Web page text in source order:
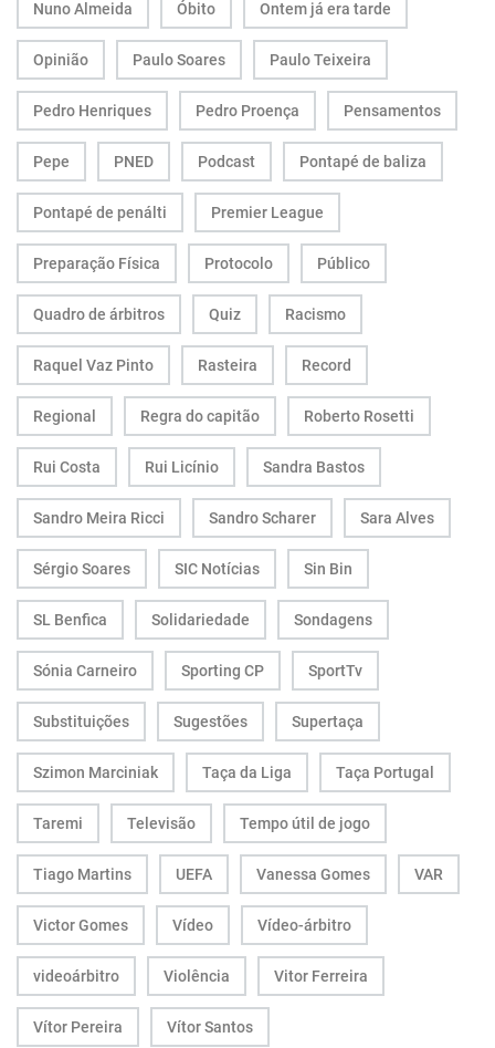
Nuno Almeida Óbito Ontem já era tarde
Opinião Paulo Soares Paulo Teixeira
Pedro Henriques Pedro Proença Pensamentos
Pepe PNED Podcast Pontapé de baliza
Pontapé de penálti Premier League
Preparação Física Protocolo Público
Quadro de árbitros Quiz Racismo
Raquel Vaz Pinto Rasteira Record
Regional Regra do capitão Roberto Rosetti
Rui Costa Rui Licínio Sandra Bastos
Sandro Meira Ricci Sandro Scharer Sara Alves
Sérgio Soares SIC Notícias Sin Bin
SL Benfica Solidariedade Sondagens
Sónia Carneiro Sporting CP SportTv
Substituições Sugestões Supertaça
Szimon Marciniak Taça da Liga Taça Portugal
Taremi Televisão Tempo útil de jogo
Tiago Martins UEFA Vanessa Gomes VAR
Victor Gomes Vídeo Vídeo-árbitro
videoárbitro Violência Vitor Ferreira
Vítor Pereira Vítor Santos